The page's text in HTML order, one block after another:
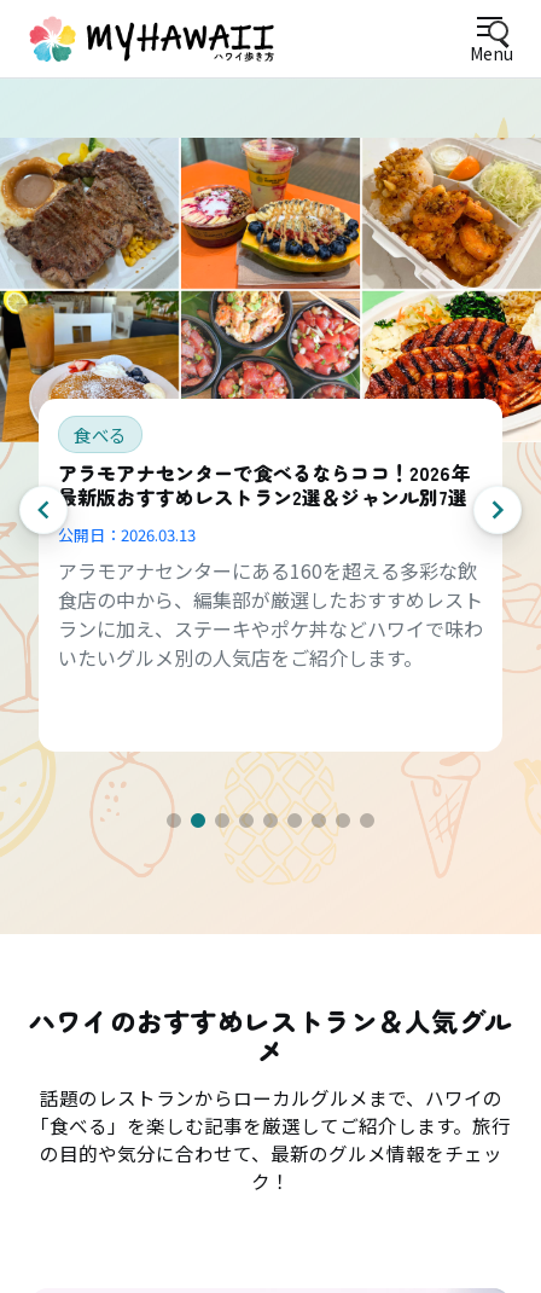
Menu
食べる
アラモアナセンターで食べるならココ！2026年
最新版おすすめレストラン2選＆ジャンル別7選
公開日： 2026.03.13
アラモアナセンターにある160を超える多彩な飲
食店の中から、編集部が厳選したおすすめレスト
ランに加え、ステーキやポケ丼などハワイで味わ
いたいグルメ別の人気店をご紹介します。
ハワイのおすすめレストラン＆人気グル
メ
話題のレストランからローカルグルメまで、ハワイの
「食べる」を楽しむ記事を厳選してご紹介します。旅行
の目的や気分に合わせて、最新のグルメ情報をチェッ
ク！